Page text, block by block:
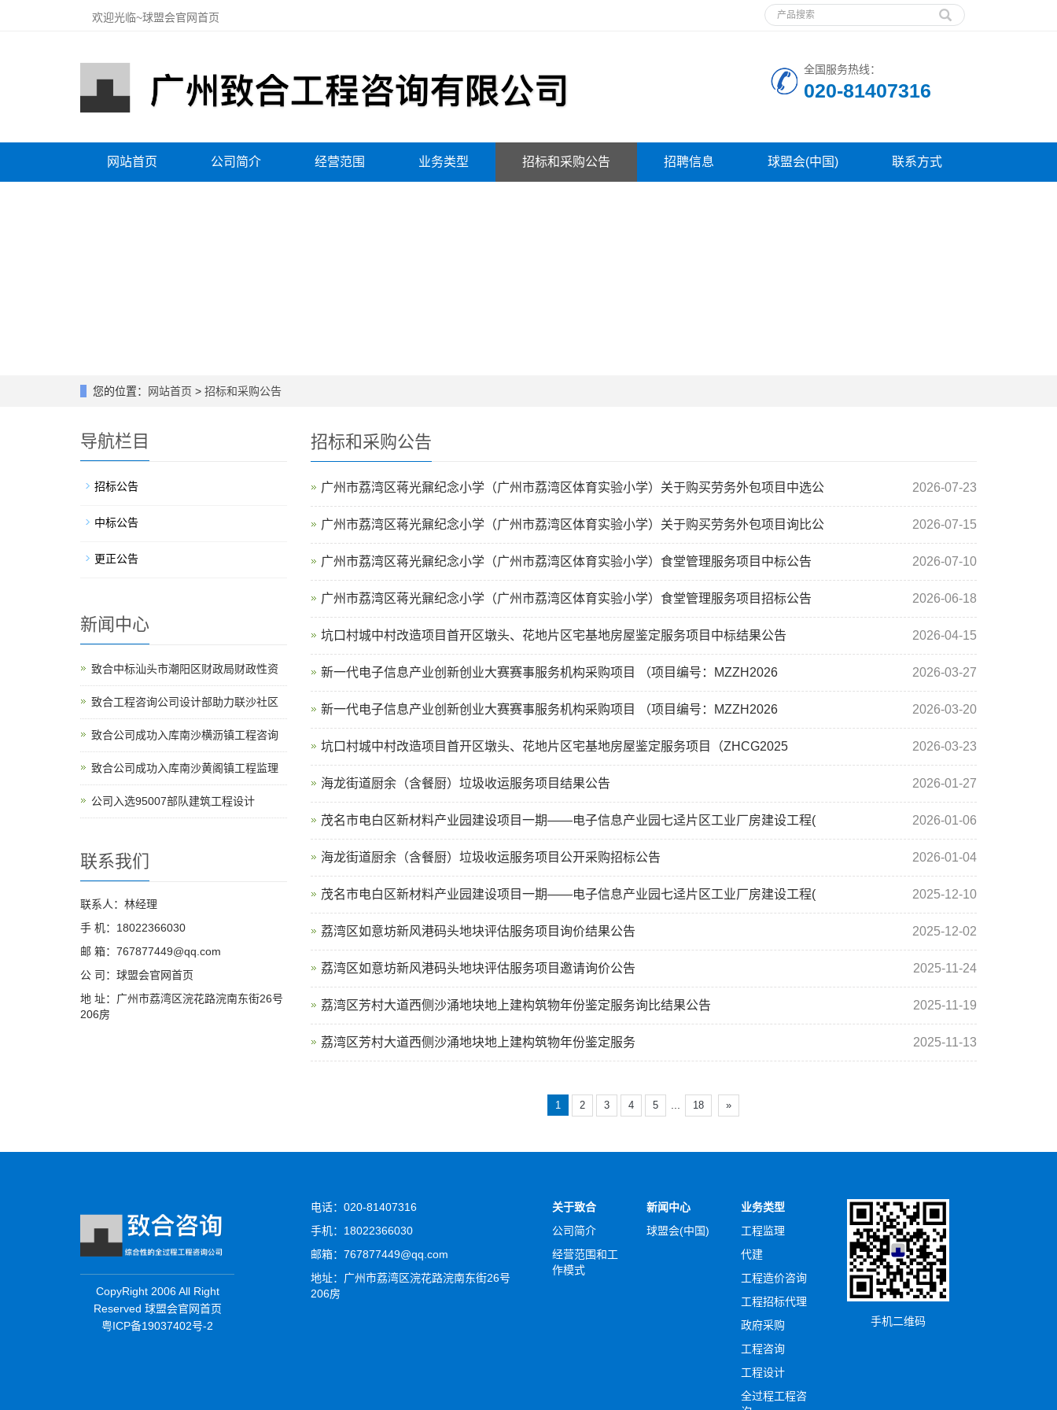
欢迎光临~球盟会官网首页
全国服务热线：
020-81407316
网站首页 公司简介 经营范围 业务类型 招标和采购公告 招聘信息 球盟会(中国) 联系方式
您的位置： 网站首页 > 招标和采购公告
招标和采购公告
广州市荔湾区蒋光鼐纪念小学（广州市荔湾区体育实验小学）关于购买劳务外包项目中选公 2026-07-23
广州市荔湾区蒋光鼐纪念小学（广州市荔湾区体育实验小学）关于购买劳务外包项目询比公 2026-07-15
广州市荔湾区蒋光鼐纪念小学（广州市荔湾区体育实验小学）食堂管理服务项目中标公告 2026-07-10
广州市荔湾区蒋光鼐纪念小学（广州市荔湾区体育实验小学）食堂管理服务项目招标公告 2026-06-18
坑口村城中村改造项目首开区墩头、花地片区宅基地房屋鉴定服务项目中标结果公告 2026-04-15
新一代电子信息产业创新创业大赛赛事服务机构采购项目 （项目编号：MZZH2026 2026-03-27
新一代电子信息产业创新创业大赛赛事服务机构采购项目 （项目编号：MZZH2026 2026-03-20
坑口村城中村改造项目首开区墩头、花地片区宅基地房屋鉴定服务项目（ZHCG2025 2026-03-23
海龙街道厨余（含餐厨）垃圾收运服务项目结果公告 2026-01-27
茂名市电白区新材料产业园建设项目一期——电子信息产业园七迳片区工业厂房建设工程( 2026-01-06
海龙街道厨余（含餐厨）垃圾收运服务项目公开采购招标公告 2026-01-04
茂名市电白区新材料产业园建设项目一期——电子信息产业园七迳片区工业厂房建设工程( 2025-12-10
荔湾区如意坊新风港码头地块评估服务项目询价结果公告 2025-12-02
荔湾区如意坊新风港码头地块评估服务项目邀请询价公告 2025-11-24
荔湾区芳村大道西侧沙涌地块地上建构筑物年份鉴定服务询比结果公告 2025-11-19
荔湾区芳村大道西侧沙涌地块地上建构筑物年份鉴定服务 2025-11-13
1 2 3 4 5 18 »
导航栏目
招标公告
中标公告
更正公告
新闻中心
致合中标汕头市潮阳区财政局财政性资
致合工程咨询公司设计部助力联沙社区
致合公司成功入库南沙横沥镇工程咨询
致合公司成功入库南沙黄阁镇工程监理
公司入选95007部队建筑工程设计
联系我们
联系人：林经理
手 机：18022366030
邮 箱：767877449@qq.com
公 司：球盟会官网首页
地 址：广州市荔湾区浣花路浣南东街26号
206房
CopyRight 2006 All Right
Reserved 球盟会官网首页
粤ICP备19037402号-2
电话：020-81407316
手机：18022366030
邮箱：767877449@qq.com
地址：广州市荔湾区浣花路浣南东街26号
206房
关于致合
公司简介
经营范围和工
作模式
新闻中心
球盟会(中国)
业务类型
工程监理
代建
工程造价咨询
工程招标代理
政府采购
工程咨询
工程设计
全过程工程咨
手机二维码